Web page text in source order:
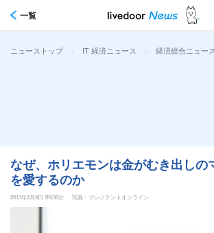
一覧
ニューストップ > IT 経済ニュース > 経済総合ニュース
なぜ、ホリエモンは金がむき出しの
を愛するのか
2013年2月8日 9時30分 写真：プレジデントオンライン